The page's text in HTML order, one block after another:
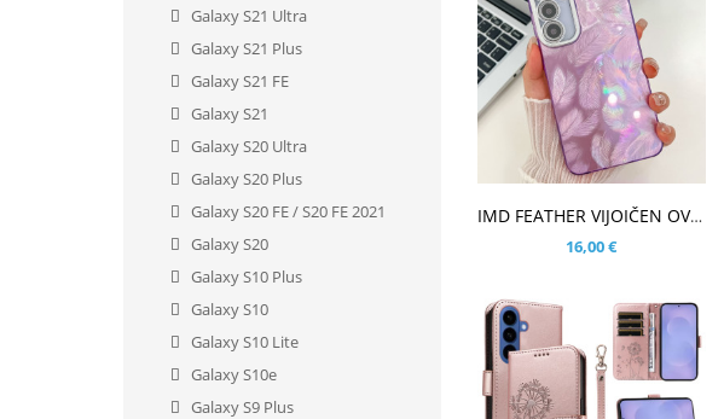
IMD FEATHER VIJOIČEN OVITEK ZA SAMSUNG GALAXY S26
16,00 €
Galaxy S21 Ultra
Galaxy S21 Plus
Galaxy S21 FE
Galaxy S21
Galaxy S20 Ultra
Galaxy S20 Plus
Galaxy S20 FE / S20 FE 2021
Galaxy S20
Galaxy S10 Plus
Galaxy S10
Galaxy S10 Lite
Galaxy S10e
Galaxy S9 Plus